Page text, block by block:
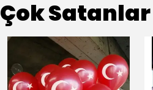
Çok Satanlar